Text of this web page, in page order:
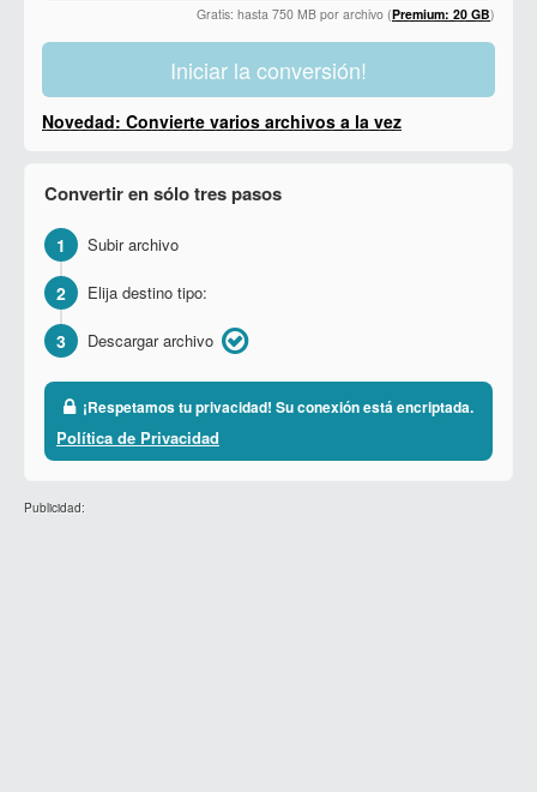
Gratis: hasta 750 MB por archivo (Premium: 20 GB)
Iniciar la conversión!
Novedad: Convierte varios archivos a la vez
Convertir en sólo tres pasos
1 Subir archivo
2 Elija destino tipo:
3 Descargar archivo
¡Respetamos tu privacidad! Su conexión está encriptada.
Política de Privacidad
Publicidad: